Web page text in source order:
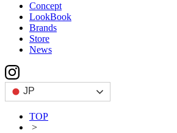
Concept
LookBook
Brands
Store
News
JP
TOP
>